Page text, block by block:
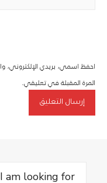
احفظ اسمي، بريدي الإلكتروني،
المرة المقبلة في تعليقي.
Search